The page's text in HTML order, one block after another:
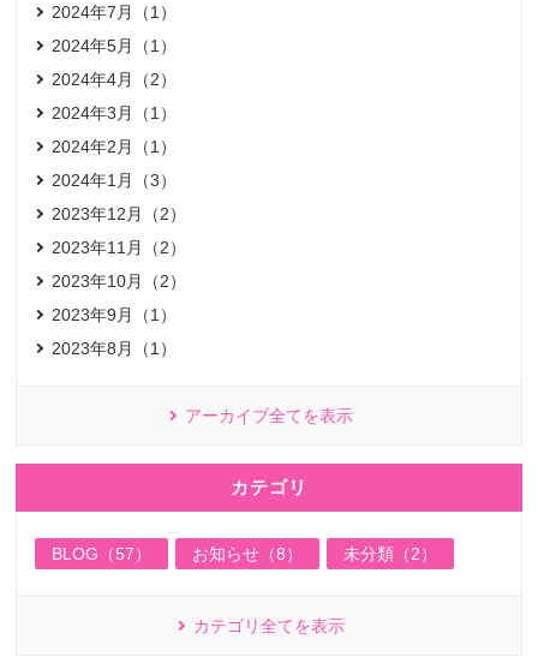
2024年7月（1）
2024年5月（1）
2024年4月（2）
2024年3月（1）
2024年2月（1）
2024年1月（3）
2023年12月（2）
2023年11月（2）
2023年10月（2）
2023年9月（1）
2023年8月（1）
アーカイブ全てを表示
カテゴリ
BLOG（57） お知らせ（8） 未分類（2）
カテゴリ全てを表示